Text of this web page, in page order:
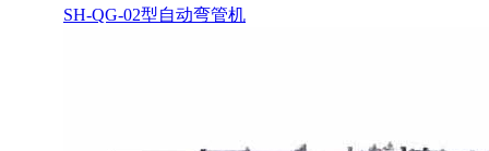
SH-QG-02型自动弯管机